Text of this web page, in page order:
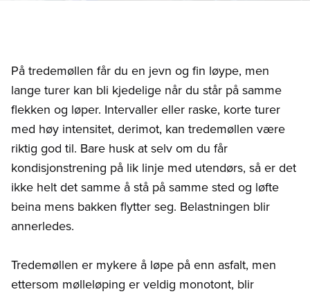
På tredemøllen får du en jevn og fin løype, men
lange turer kan bli kjedelige når du står på samme
flekken og løper. Intervaller eller raske, korte turer
med høy intensitet, derimot, kan tredemøllen være
riktig god til. Bare husk at selv om du får
kondisjonstrening på lik linje med utendørs, så er det
ikke helt det samme å stå på samme sted og løfte
beina mens bakken flytter seg. Belastningen blir
annerledes.
Tredemøllen er mykere å løpe på enn asfalt, men
ettersom mølleløping er veldig monotont, blir